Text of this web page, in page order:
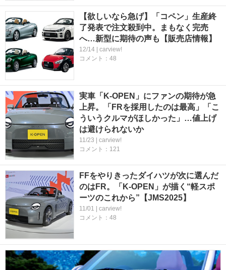
【欲しいなら急げ】「コペン」生産終
了発表で注文殺到中。まもなく完売
へ…新型に期待の声も【販売店情報】
12/14 | carview!
コメント：48
実車「K-OPEN」にファンの期待が急
上昇。「FRを採用したのは最高」「こ
ういうクルマがほしかった」…値上げ
は避けられないか
11/23 | carview!
コメント：121
FFをやりきったダイハツが次に選んだ
のはFR。「K-OPEN」が描く“軽スポ
ーツのこれから”【JMS2025】
11/01 | carview!
コメント：48